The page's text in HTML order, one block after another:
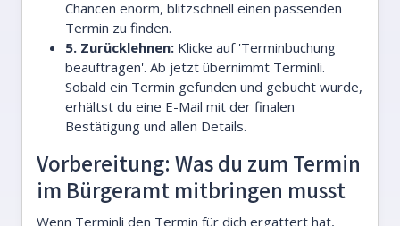
Chancen enorm, blitzschnell einen passenden
Termin zu finden.
5. Zurücklehnen: Klicke auf 'Terminbuchung
beauftragen'. Ab jetzt übernimmt Terminli.
Sobald ein Termin gefunden und gebucht wurde,
erhältst du eine E-Mail mit der finalen
Bestätigung und allen Details.
Vorbereitung: Was du zum Termin
im Bürgeramt mitbringen musst
Wenn Terminli den Termin für dich ergattert hat,